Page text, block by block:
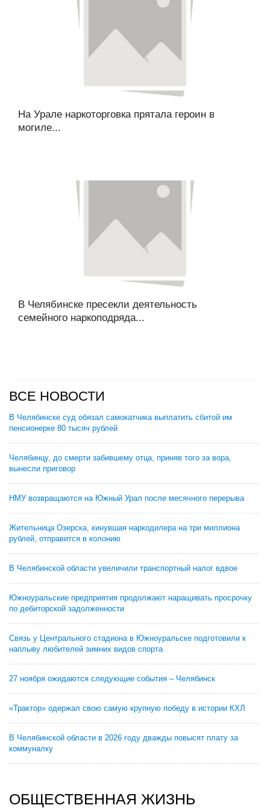
На Урале наркоторговка прятала героин в
могиле...
В Челябинске пресекли деятельность
семейного наркоподряда...
ВСЕ НОВОСТИ
В Челябинске суд обязал самокатчика выплатить сбитой им
пенсионерке 80 тысяч рублей
Челябинцу, до смерти забившему отца, приняв того за вора,
вынесли приговор
НМУ возвращаются на Южный Урал после месячного перерыва
Жительница Озерска, кинувшая наркодилера на три миллиона
рублей, отправится в колонию
В Челябинской области увеличили транспортный налог вдвое
Южноуральские предприятия продолжают наращивать просрочку
по дебиторской задолженности
Связь у Центрального стадиона в Южноуральске подготовили к
наплыву любителей зимних видов спорта
27 ноября ожидаются следующие события – Челябинск
«Трактор» одержал свою самую крупную победу в истории КХЛ
В Челябинской области в 2026 году дважды повысят плату за
коммуналку
ОБЩЕСТВЕННАЯ ЖИЗНЬ